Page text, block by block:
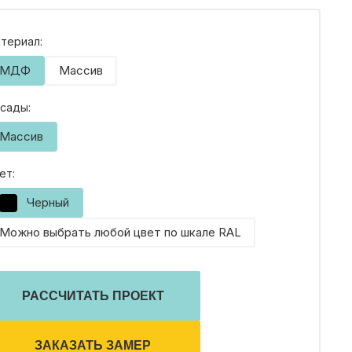
МДФ Массив
Массив
Черный
Можно выбрать любой цвет по шкале RAL
РАССЧИТАТЬ ПРОЕКТ
ЗАКАЗАТЬ ЗАМЕР